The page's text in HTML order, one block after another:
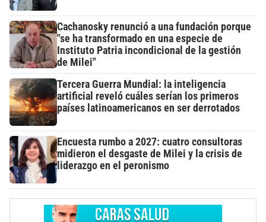
Cachanosky renunció a una fundación porque
"se ha transformado en una especie de
Instituto Patria incondicional de la gestión
de Milei"
Tercera Guerra Mundial: la inteligencia
artificial reveló cuáles serían los primeros
países latinoamericanos en ser derrotados
Encuesta rumbo a 2027: cuatro consultoras
midieron el desgaste de Milei y la crisis de
liderazgo en el peronismo